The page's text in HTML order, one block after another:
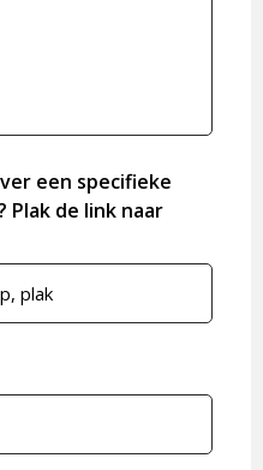
een specifieke
Plak de link naar